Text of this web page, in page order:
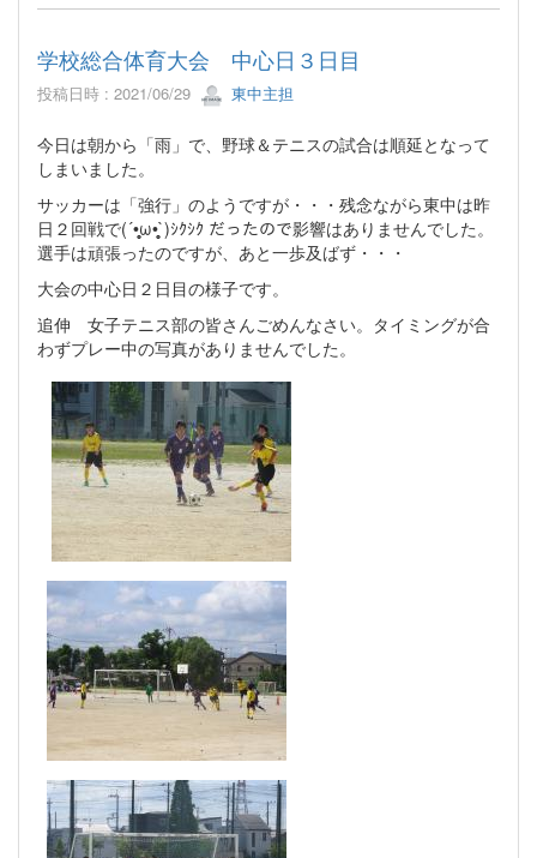
学校総合体育大会 中心日３日目
投稿日時 : 2021/06/29 東中主担
今日は朝から「雨」で、野球＆テニスの試合は順延となって
しまいました。
サッカーは「強行」のようですが・・・残念ながら東中は昨
日２回戦で(´•̥̥̥ω•̥̥̥`)ｼｸｼｸ だったので影響はありませんでした。
選手は頑張ったのですが、あと一歩及ばず・・・
大会の中心日２日目の様子です。
追伸 女子テニス部の皆さんごめんなさい。タイミングが合
わずプレー中の写真がありませんでした。